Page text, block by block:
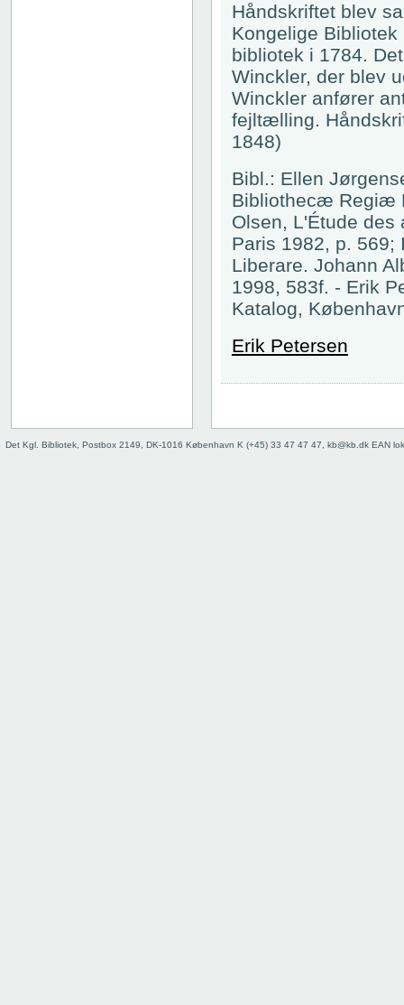
Håndskriftet blev
Kongelige
bibliotek i 1784.
Winckler, der blev
Winckler anfører
fejltælling.
1848)
Bibl.: Ellen
Bibliothecæ Regiæ
Olsen, L'Étude des
Paris 1982, p. 569;
Liberare. Johann
1998, 583f. - Erik
Katalog,
Erik Petersen
Det Kgl. Bibliotek, Postbox 2149, DK-1016 København K (+45) 33 47 47 47, kb@kb.dk EAN